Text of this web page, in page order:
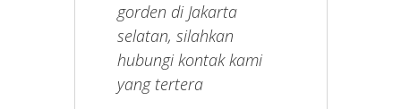
gorden di Jakarta
selatan, silahkan
hubungi kontak kami
yang tertera